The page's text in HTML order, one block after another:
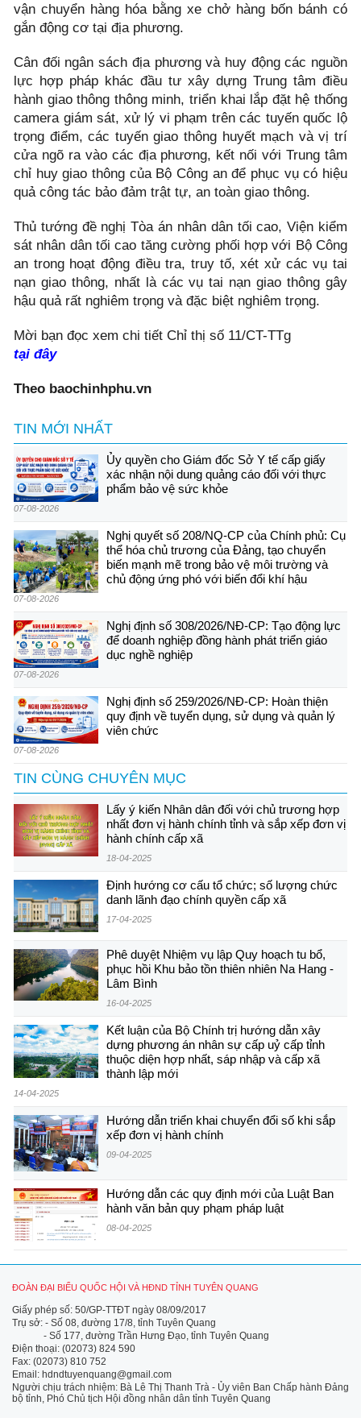
vận chuyển hàng hóa bằng xe chở hàng bốn bánh có
gắn động cơ tại địa phương.
Cân đối ngân sách địa phương và huy động các nguồn
lực hợp pháp khác đầu tư xây dựng Trung tâm điều
hành giao thông thông minh, triển khai lắp đặt hệ thống
camera giám sát, xử lý vi phạm trên các tuyến quốc lộ
trọng điểm, các tuyến giao thông huyết mạch và vị trí
cửa ngõ ra vào các địa phương, kết nối với Trung tâm
chỉ huy giao thông của Bộ Công an để phục vụ có hiệu
quả công tác bảo đảm trật tự, an toàn giao thông.
Thủ tướng đề nghị Tòa án nhân dân tối cao, Viện kiểm
sát nhân dân tối cao tăng cường phối hợp với Bộ Công
an trong hoạt động điều tra, truy tố, xét xử các vụ tai
nạn giao thông, nhất là các vụ tai nạn giao thông gây
hậu quả rất nghiêm trọng và đặc biệt nghiêm trọng.
Mời bạn đọc xem chi tiết Chỉ thị số 11/CT-TTg
tại đây
Theo baochinhphu.vn
TIN MỚI NHẤT
Ủy quyền cho Giám đốc Sở Y tế cấp giấy
xác nhận nội dung quảng cáo đối với thực
phẩm bảo vệ sức khỏe
07-08-2026
Nghị quyết số 208/NQ-CP của Chính phủ: Cụ
thể hóa chủ trương của Đảng, tạo chuyển
biến mạnh mẽ trong bảo vệ môi trường và
chủ động ứng phó với biến đổi khí hậu
07-08-2026
Nghị định số 308/2026/NĐ-CP: Tạo động lực
để doanh nghiệp đồng hành phát triển giáo
dục nghề nghiệp
07-08-2026
Nghị định số 259/2026/NĐ-CP: Hoàn thiện
quy định về tuyển dụng, sử dụng và quản lý
viên chức
07-08-2026
TIN CÙNG CHUYÊN MỤC
Lấy ý kiến Nhân dân đối với chủ trương hợp
nhất đơn vị hành chính tỉnh và sắp xếp đơn vị
hành chính cấp xã
18-04-2025
Định hướng cơ cấu tổ chức; số lượng chức
danh lãnh đạo chính quyền cấp xã
17-04-2025
Phê duyệt Nhiệm vụ lập Quy hoạch tu bổ,
phục hồi Khu bảo tồn thiên nhiên Na Hang -
Lâm Bình
16-04-2025
Kết luận của Bộ Chính trị hướng dẫn xây
dựng phương án nhân sự cấp uỷ cấp tỉnh
thuộc diện hợp nhất, sáp nhập và cấp xã
thành lập mới
14-04-2025
Hướng dẫn triển khai chuyển đổi số khi sắp
xếp đơn vị hành chính
09-04-2025
Hướng dẫn các quy định mới của Luật Ban
hành văn bản quy phạm pháp luật
08-04-2025
ĐOÀN ĐẠI BIỂU QUỐC HỘI VÀ HĐND TỈNH TUYÊN QUANG
Giấy phép số: 50/GP-TTĐT ngày 08/09/2017
Trụ sở: - Số 08, đường 17/8, tỉnh Tuyên Quang
- Số 177, đường Trần Hưng Đạo, tỉnh Tuyên Quang
Điện thoại: (02073) 824 590
Fax: (02073) 810 752
Email: hdndtuyenquang@gmail.com
Người chịu trách nhiệm: Bà Lê Thị Thanh Trà - Ủy viên Ban Chấp hành Đảng
bộ tỉnh, Phó Chủ tịch Hội đồng nhân dân tỉnh Tuyên Quang